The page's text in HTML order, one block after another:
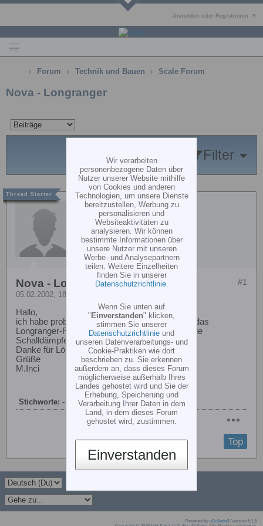
Anmelden oder Registrieren
Forum Technik und Bauen Scale Forum
Nova - Longranger
Filter
Gast
#1
Nova - Longranger
05.02.2002, 18:16
Hallo,
ich habe probleme den Reso-Schalldämpfer in das
Longranger-Rumpf einzubauen. Gibt es spezielle
Schalldämpfer für Rümpfe.
Danke für Lösungsvorschläge.
Grüße
M.Inci
Stichworte: -
Top
Powered by vBulletin® Version 6.1.5
Wir verarbeiten
personenbezogene Daten über
Nutzer unserer Website mithilfe
von Cookies und anderen
Technologien, um unsere Dienste
bereitzustellen, Werbung zu
personalisieren und
Websiteaktivitäten zu
analysieren. Wir können
bestimmte Informationen über
unsere Nutzer mit unseren
Werbe- und Analysepartnern
teilen. Weitere Einzelheiten
finden Sie in unserer
Datenschutzrichtlinie.
Wenn Sie unten auf
"Einverstanden" klicken,
stimmen Sie unserer
Datenschutzrichtlinie und
unseren Datenverarbeitungs- und
Cookie-Praktiken wie dort
beschrieben zu. Sie erkennen
außerdem an, dass dieses Forum
möglicherweise außerhalb Ihres
Landes gehostet wird und Sie der
Erhebung, Speicherung und
Verarbeitung Ihrer Daten in dem
Land, in dem dieses Forum
gehostet wird, zustimmen.
Einverstanden